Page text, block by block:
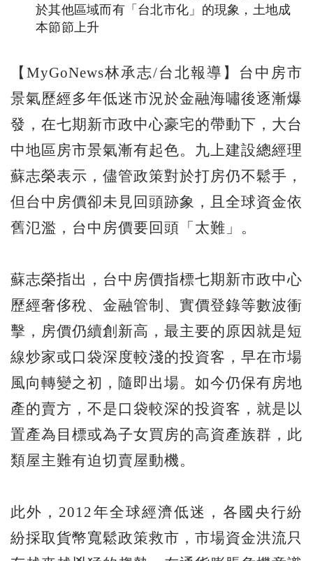
於其他區域而有「台北市化」的現象，土地成
本節節上升
【MyGoNews林承志/台北報導】台中房市
景氣歷經多年低迷市況於金融海嘯後逐漸爆
發，在七期新市政中心豪宅的帶動下，大台
中地區房市景氣漸有起色。九上建設總經理
蘇志榮表示，儘管政策對於打房仍不鬆手，
但台中房價卻未見回頭跡象，且全球資金依
舊氾濫，台中房價要回頭「太難」。
蘇志榮指出，台中房價指標七期新市政中心
歷經奢侈稅、金融管制、實價登錄等數波衝
擊，房價仍續創新高，最主要的原因就是短
線炒家或口袋深度較淺的投資客，早在市場
風向轉變之初，隨即出場。如今仍保有房地
產的賣方，不是口袋較深的投資客，就是以
置產為目標或為子女買房的高資產族群，此
類屋主難有迫切賣屋動機。
此外，2012年全球經濟低迷，各國央行紛
紛採取貨幣寬鬆政策救市，市場資金洪流只